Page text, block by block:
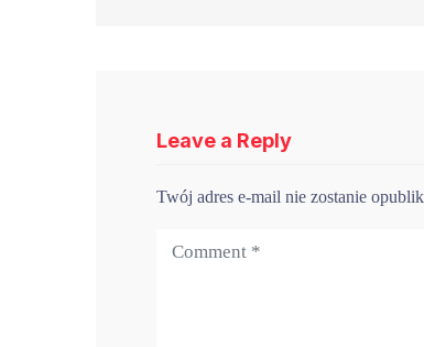
Leave a Reply
Twój adres e-mail nie zostanie